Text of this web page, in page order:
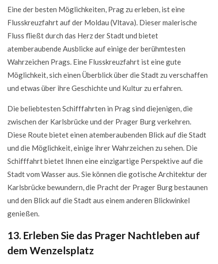
Eine der besten Möglichkeiten, Prag zu erleben, ist eine
Flusskreuzfahrt auf der Moldau (Vltava). Dieser malerische
Fluss fließt durch das Herz der Stadt und bietet
atemberaubende Ausblicke auf einige der berühmtesten
Wahrzeichen Prags. Eine Flusskreuzfahrt ist eine gute
Möglichkeit, sich einen Überblick über die Stadt zu verschaffen
und etwas über ihre Geschichte und Kultur zu erfahren.
Die beliebtesten Schifffahrten in Prag sind diejenigen, die
zwischen der Karlsbrücke und der Prager Burg verkehren.
Diese Route bietet einen atemberaubenden Blick auf die Stadt
und die Möglichkeit, einige ihrer Wahrzeichen zu sehen. Die
Schifffahrt bietet Ihnen eine einzigartige Perspektive auf die
Stadt vom Wasser aus. Sie können die gotische Architektur der
Karlsbrücke bewundern, die Pracht der Prager Burg bestaunen
und den Blick auf die Stadt aus einem anderen Blickwinkel
genießen.
13. Erleben Sie das Prager Nachtleben auf
dem Wenzelsplatz